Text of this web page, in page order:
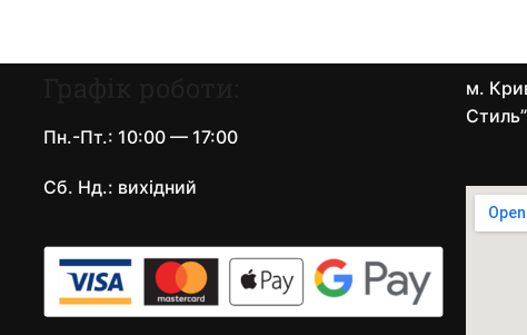
Пн.-Пт.: 10:00 — 17:00
Сб. Нд.: вихідний
м.
Стиль”